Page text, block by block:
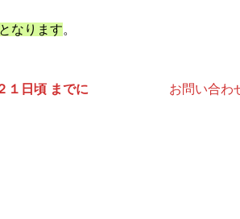
なります。
１日頃 までに お問い合わせ